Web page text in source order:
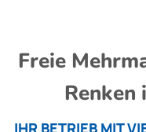
Freie
Renken
IHR BETRIEB MIT